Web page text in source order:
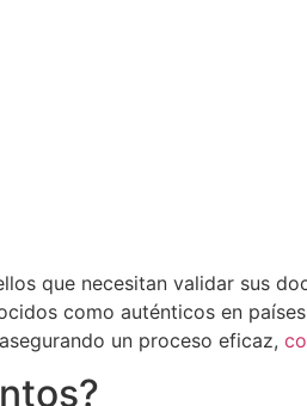
que necesitan validar sus
como auténticos en
un proceso eficaz,